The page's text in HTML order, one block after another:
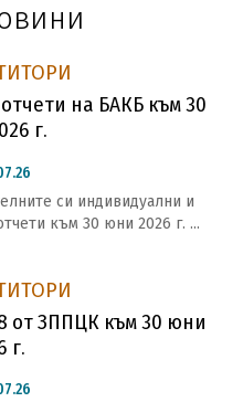
на БАКБ към 30
г.
си индивидуални и
към 30 юни 2026 г. ...
от ЗППЦК към 30 юни
г.